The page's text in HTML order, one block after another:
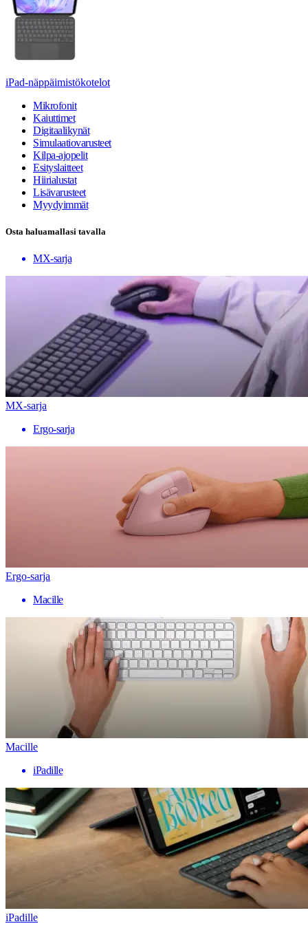
iPad-näppäimistökotelot
Mikrofonit
Kaiuttimet
Digitaalikynät
Simulaatiovarusteet
Kilpa-ajopelit
Esityslaitteet
Hiirialustat
Lisävarusteet
Myydyimmät
Osta haluamallasi tavalla
MX-sarja
MX-sarja
Ergo-sarja
Ergo-sarja
Macille
Macille
iPadille
iPadille